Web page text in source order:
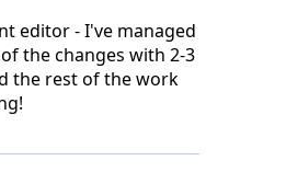
editor - I've managed
the changes with 2-3
the rest of the work